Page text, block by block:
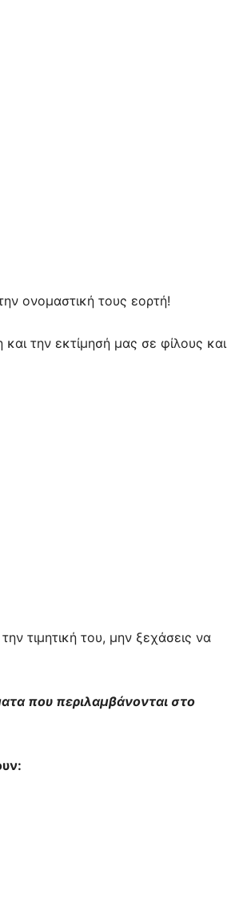
ονομαστική τους εορτή!
και την εκτίμησή μας σε φίλους και
τιμητική του, μην ξεχάσεις να
που περιλαμβάνονται στο